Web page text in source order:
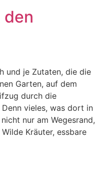
und je Zutaten, die die
Garten, auf dem
durch die
Denn vieles, was dort in
nur am Wegesrand,
Kräuter, essbare